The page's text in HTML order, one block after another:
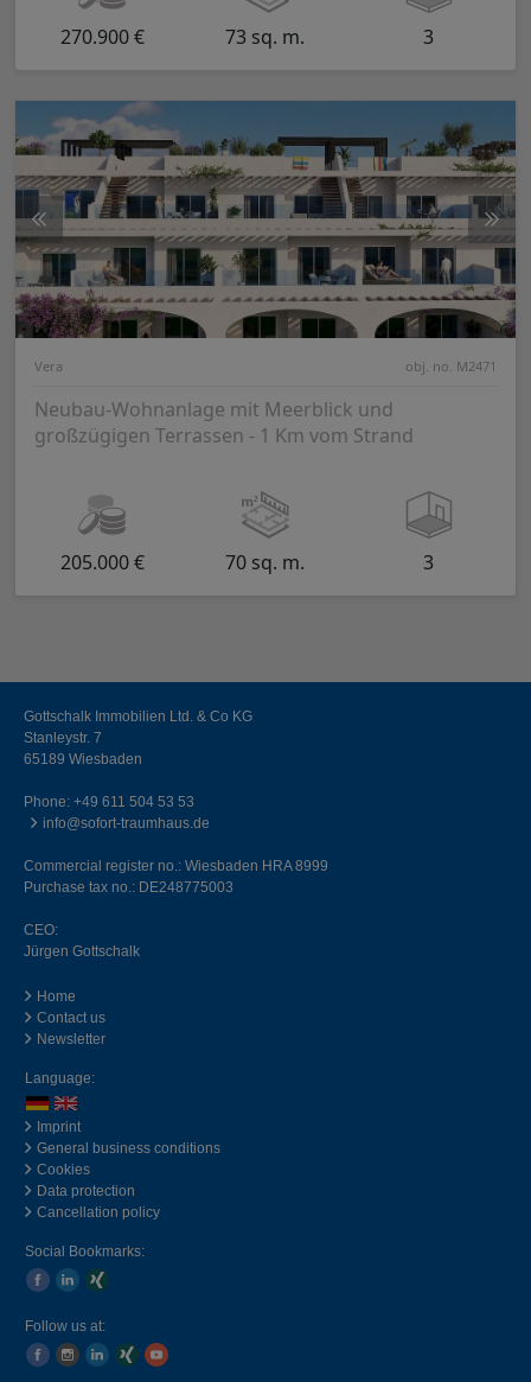
270.900 € 73 sq. m. 3
Vera obj. no. M2471
Neubau-Wohnanlage mit Meerblick und
großzügigen Terrassen - 1 Km vom Strand
205.000 € 70 sq. m. 3
Gottschalk Immobilien Ltd. & Co KG
Stanleystr. 7
65189 Wiesbaden
Phone: +49 611 504 53 53
info@sofort-traumhaus.de
Commercial register no.: Wiesbaden HRA 8999
Purchase tax no.: DE248775003
CEO:
Jürgen Gottschalk
Home
Contact us
Newsletter
Language:
Imprint
General business conditions
Cookies
Data protection
Cancellation policy
Social Bookmarks:
Follow us at: